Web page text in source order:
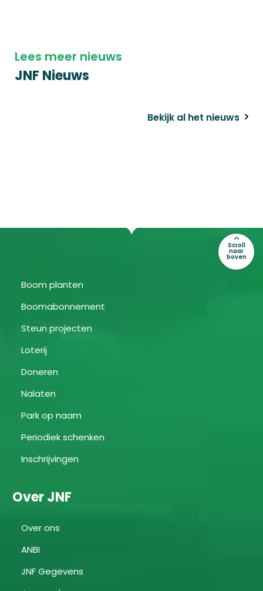
Lees meer nieuws
JNF Nieuws
Bekijk al het nieuws
Boom planten
Boomabonnement
Steun projecten
Loterij
Doneren
Nalaten
Park op naam
Periodiek schenken
Inschrijvingen
Over JNF
Over ons
ANBI
JNF Gegevens
Scroll
naar
boven